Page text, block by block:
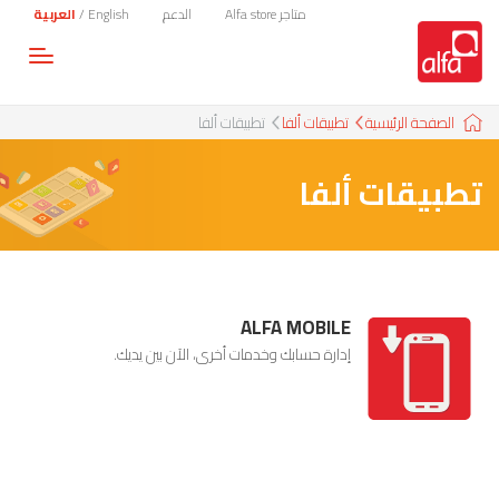
English
/العربية الدعم متاجر Alfa store
الصفحة الرئيسية تطبيقات ألفا تطبيقات ألفا
تطبيقات ألفا
ALFA MOBILE
إدارة حسابك وخدمات أخرى، الآن بين يديك.